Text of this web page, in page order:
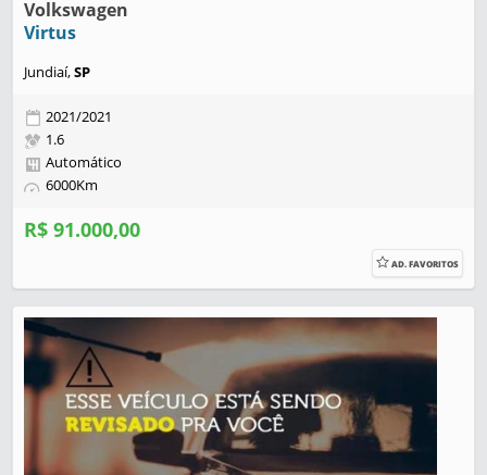
Volkswagen
Virtus
Jundiaí,SP
2021/2021
1.6
Automático
6000Km
R$ 91.000,00
AD. FAVORITOS